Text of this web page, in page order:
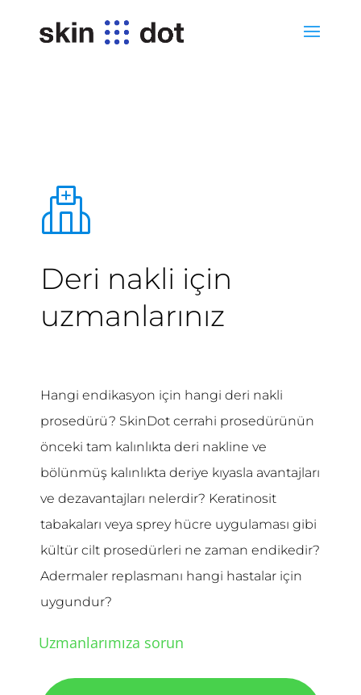
Deri nakli için
uzmanlarınız
Hangi endikasyon için hangi deri nakli
prosedürü? SkinDot cerrahi prosedürünün
önceki tam kalınlıkta deri nakline ve
bölünmüş kalınlıkta deriye kıyasla avantajları
ve dezavantajları nelerdir? Keratinosit
tabakaları veya sprey hücre uygulaması gibi
kültür cilt prosedürleri ne zaman endikedir?
Adermaler replasmanı hangi hastalar için
uygundur?
Uzmanlarımıza sorun